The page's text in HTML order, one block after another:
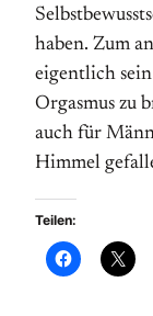
haben. Zum
eigentlich
Orgasmus zu
auch für
Himmel
Teilen: